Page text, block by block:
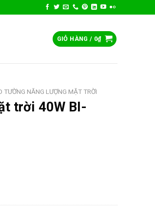
GIỎ HÀNG / 0₫
TƯỜNG NĂNG LƯỢNG MẶT TRỜI
trời 40W BI-
số lượng